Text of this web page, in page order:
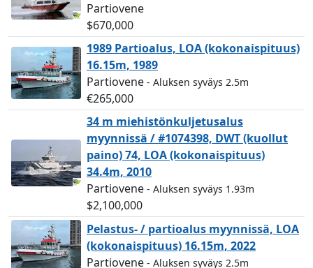
Partiovene
$670,000
1989 Partioalus, LOA (kokonaispituus)
16.15m, 1989
Partiovene - Aluksen syväys 2.5m
€265,000
34 m miehistönkuljetusalus
myynnissä / #1074398, DWT (kuollut
paino) 74, LOA (kokonaispituus)
34.4m, 2010
Partiovene - Aluksen syväys 1.93m
$2,100,000
Pelastus- / partioalus myynnissä, LOA
(kokonaispituus) 16.15m, 2022
Partiovene - Aluksen syväys 2.5m